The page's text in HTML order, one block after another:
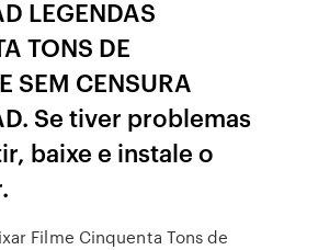
LEGENDAS
TONS DE
SEM CENSURA
Se tiver problemas
baixe e instale o
Filme Cinquenta Tons de